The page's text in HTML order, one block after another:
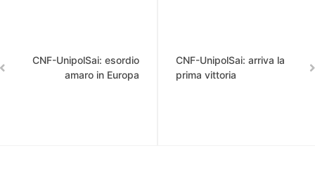
CNF-UnipolSai: esordio
amaro in Europa
CNF-UnipolSai: arriva la
prima vittoria